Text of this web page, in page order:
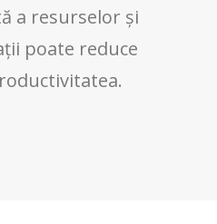
a resurselor și
poate reduce